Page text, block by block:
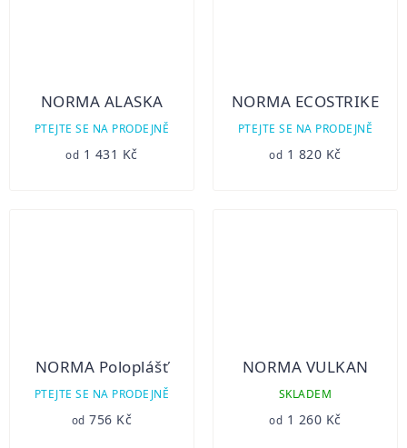
NORMA ALASKA
PTEJTE SE NA PRODEJNĚ
od 1 431 Kč
NORMA ECOSTRIKE
PTEJTE SE NA PRODEJNĚ
od 1 820 Kč
NORMA Poloplášť
PTEJTE SE NA PRODEJNĚ
od 756 Kč
NORMA VULKAN
SKLADEM
od 1 260 Kč